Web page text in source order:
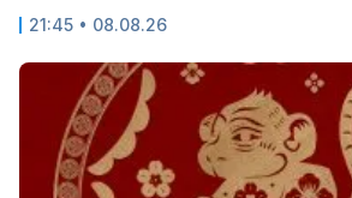
21:45 • 08.08.26